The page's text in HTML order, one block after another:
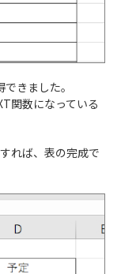
きました。
関数になっている
れば、表の完成で